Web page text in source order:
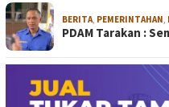
BERITA PEMERINTAHAN
PDAM Tarakan :